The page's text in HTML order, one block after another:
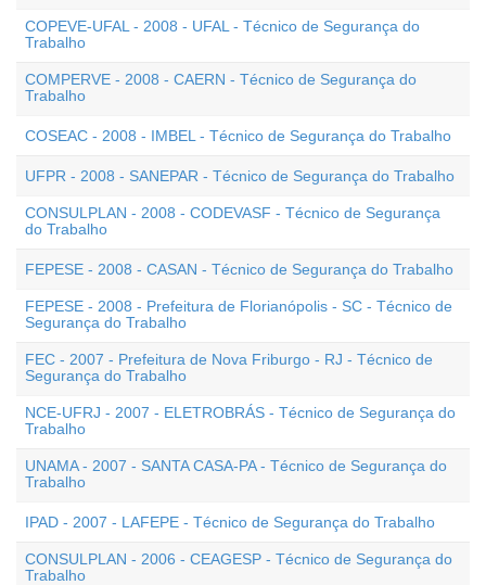
COPEVE-UFAL - 2008 - UFAL - Técnico de Segurança do
Trabalho
COMPERVE - 2008 - CAERN - Técnico de Segurança do
Trabalho
COSEAC - 2008 - IMBEL - Técnico de Segurança do Trabalho
UFPR - 2008 - SANEPAR - Técnico de Segurança do Trabalho
CONSULPLAN - 2008 - CODEVASF - Técnico de Segurança
do Trabalho
FEPESE - 2008 - CASAN - Técnico de Segurança do Trabalho
FEPESE - 2008 - Prefeitura de Florianópolis - SC - Técnico de
Segurança do Trabalho
FEC - 2007 - Prefeitura de Nova Friburgo - RJ - Técnico de
Segurança do Trabalho
NCE-UFRJ - 2007 - ELETROBRÁS - Técnico de Segurança do
Trabalho
UNAMA - 2007 - SANTA CASA-PA - Técnico de Segurança do
Trabalho
IPAD - 2007 - LAFEPE - Técnico de Segurança do Trabalho
CONSULPLAN - 2006 - CEAGESP - Técnico de Segurança do
Trabalho